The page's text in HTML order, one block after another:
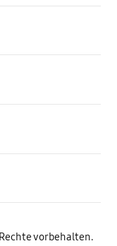
vorbehalten.